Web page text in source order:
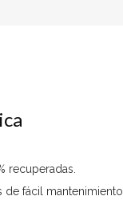
recuperadas.
fácil mantenimiento.